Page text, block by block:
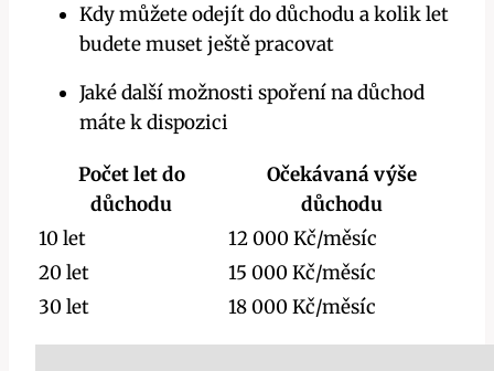
Kdy můžete odejít do důchodu a kolik let
budete muset ještě pracovat
Jaké další možnosti spoření na důchod
máte k dispozici
Počet let do
důchodu
Očekávaná výše
důchodu
10 let
12 000 Kč/měsíc
20 let
15 000 Kč/měsíc
30 let
18 000 Kč/měsíc